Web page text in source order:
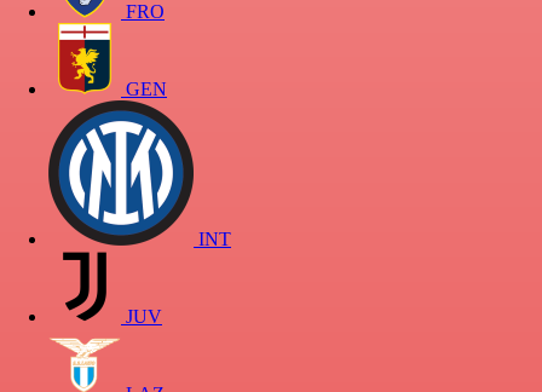
FRO
GEN
INT
JUV